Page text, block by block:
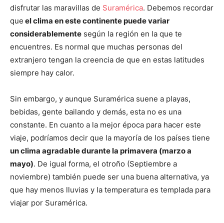
disfrutar las maravillas de Suramérica. Debemos recordar
que el clima en este continente puede variar
considerablemente según la región en la que te
encuentres. Es normal que muchas personas del
extranjero tengan la creencia de que en estas latitudes
siempre hay calor.
Sin embargo, y aunque Suramérica suene a playas,
bebidas, gente bailando y demás, esta no es una
constante. En cuanto a la mejor época para hacer este
viaje, podríamos decir que la mayoría de los países tiene
un clima agradable durante la primavera (marzo a
mayo). De igual forma, el otroño (Septiembre a
noviembre) también puede ser una buena alternativa, ya
que hay menos lluvias y la temperatura es templada para
viajar por Suramérica.